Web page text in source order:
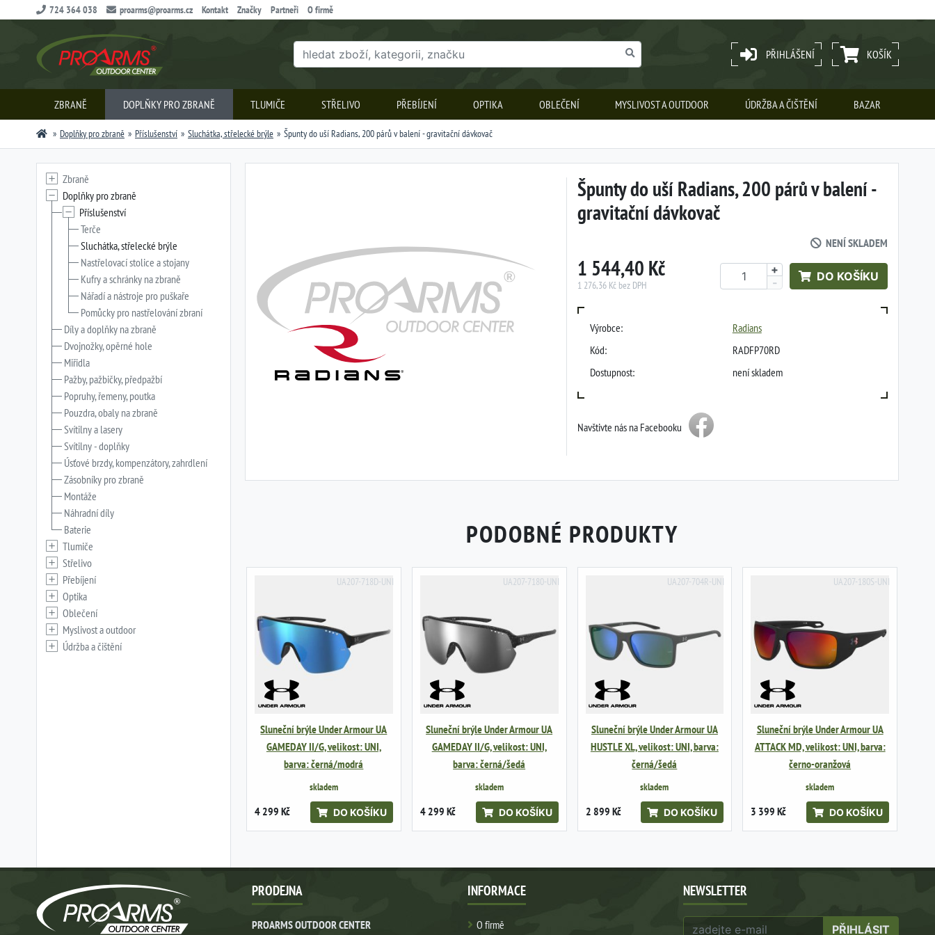
724 364 038 proarms@proarms.cz Kontakt Značky Partneři O firmě
PŘIHLÁŠENÍ KOŠÍK
ZBRANĚ DOPLŇKY PRO ZBRANĚ TLUMIČE STŘELIVO PŘEBÍJENÍ OPTIKA OBLEČENÍ MYSLIVOST A OUTDOOR ÚDRŽBA A ČIŠTĚNÍ BAZAR
Doplňky pro zbraně Příslušenství Sluchátka, střelecké brýle Špunty do uší Radians, 200 párů v balení - gravitační dávkovač
Špunty do uší Radians, 200 párů v balení -
gravitační dávkovač
NENÍ SKLADEM
1 544,40 Kč
1 276,36 Kč bez DPH
+
-
DO KOŠÍKU
Výrobce:
Radians
Kód:
RADFP70RD
Dostupnost:
není skladem
Navštivte nás na Facebooku
PODOBNÉ PRODUKTY
UA207-718D-UNI
Sluneční brýle Under Armour UA
GAMEDAY II/G, velikost: UNI,
barva: černá/modrá
skladem
4 299 Kč DO KOŠÍKU
UA207-7180-UNI
Sluneční brýle Under Armour UA
GAMEDAY II/G, velikost: UNI,
barva: černá/šedá
skladem
4 299 Kč DO KOŠÍKU
UA207-704R-UNI
Sluneční brýle Under Armour UA
HUSTLE XL, velikost: UNI, barva:
černá/šedá
skladem
2 899 Kč DO KOŠÍKU
UA207-180S-UNI
Sluneční brýle Under Armour UA
ATTACK MD, velikost: UNI, barva:
černo-oranžová
skladem
3 399 Kč DO KOŠÍKU
Zbraně
Doplňky pro zbraně
Příslušenství
Terče
Sluchátka, střelecké brýle
Nastřelovací stolice a stojany
Kufry a schránky na zbraně
Nářadí a nástroje pro puškaře
Pomůcky pro nastřelování zbraní
Díly a doplňky na zbraně
Dvojnožky, opěrné hole
Miřidla
Pažby, pažbičky, předpažbí
Popruhy, řemeny, poutka
Pouzdra, obaly na zbraně
Svítilny a lasery
Svítilny - doplňky
Úsťové brzdy, kompenzátory, zahrdlení
Zásobníky pro zbraně
Montáže
Náhradní díly
Baterie
Tlumiče
Střelivo
Přebíjení
Optika
Oblečení
Myslivost a outdoor
Údržba a čištění
PRODEJNA
PROARMS OUTDOOR CENTER
INFORMACE
O firmě
NEWSLETTER
PŘIHLÁSIT